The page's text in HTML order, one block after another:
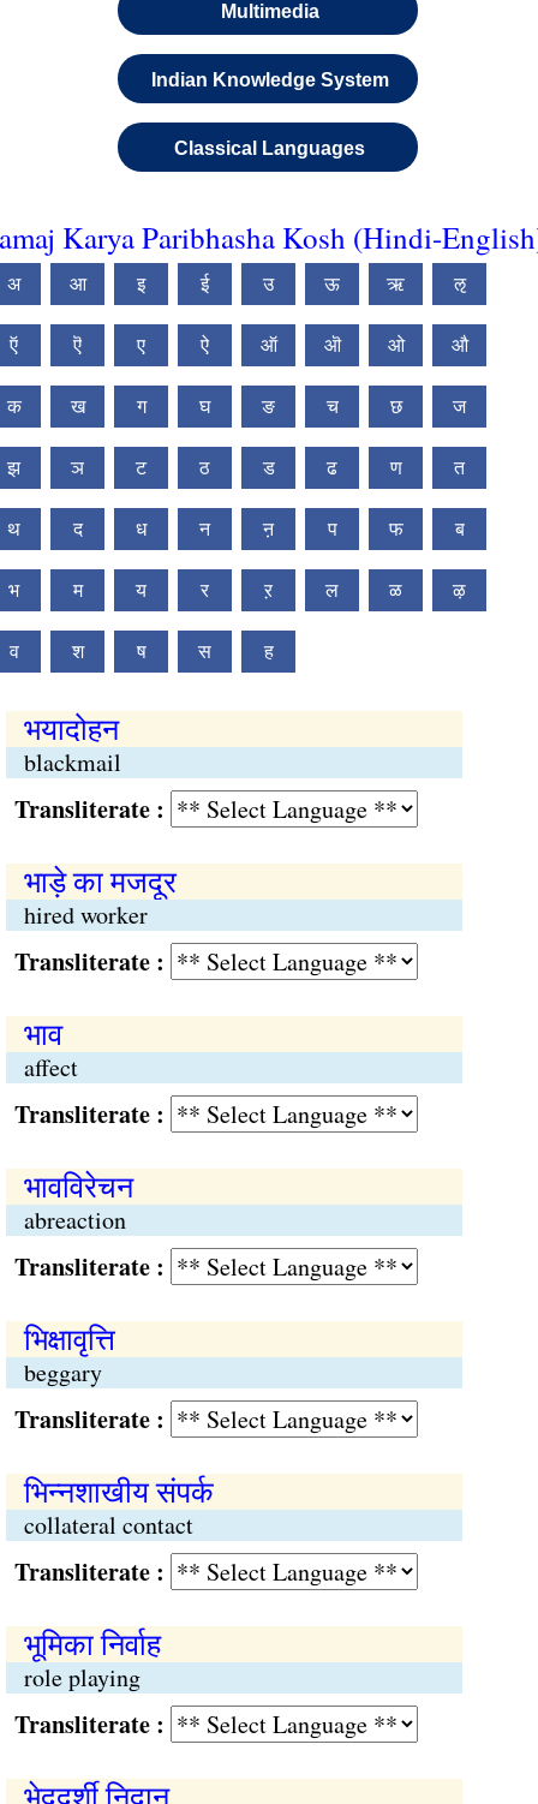
Multimedia
Indian Knowledge System
Classical Languages
Karya Paribhasha Kosh (Hindi-
अ आ इ ई उ ऊ ऋ ऌ
ऍ ऎ ए ऐ ऑ ऒ ओ औ
क ख ग घ ङ च छ ज
झ ञ ट ठ ड ढ ण त
थ द ध न ऩ प फ ब
भ म य र ऱ ल ळ ऴ
व श ष स ह
भयादोहन
blackmail
:
भाड़े का मजदूर
hired worker
:
भाव
affect
:
भावविरेचन
abreaction
:
भिक्षावृत्ति
beggary
:
भिन्नशाखीय संपर्क
collateral contact
:
भूमिका निर्वाह
role playing
: